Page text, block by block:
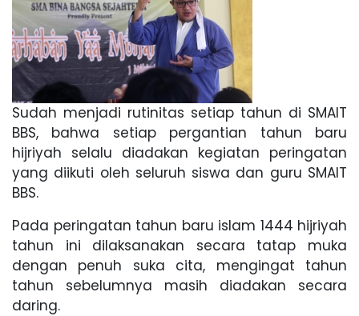
Sudah menjadi rutinitas setiap tahun di SMAIT
BBS, bahwa setiap pergantian tahun baru
hijriyah selalu diadakan kegiatan peringatan
yang diikuti oleh seluruh siswa dan guru SMAIT
BBS.
Pada peringatan tahun baru islam 1444 hijriyah
tahun ini dilaksanakan secara tatap muka
dengan penuh suka cita, mengingat tahun
tahun sebelumnya masih diadakan secara
daring.